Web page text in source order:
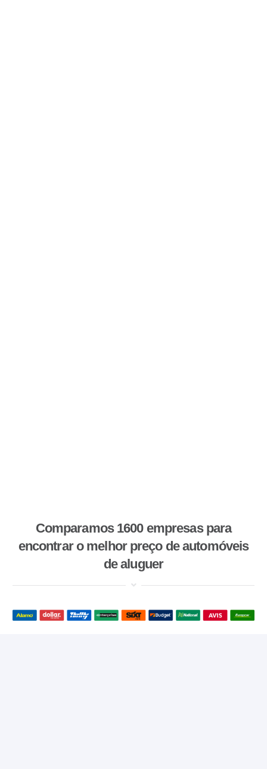
Comparamos 1600 empresas para
encontrar o melhor preço de automóveis
de aluguer